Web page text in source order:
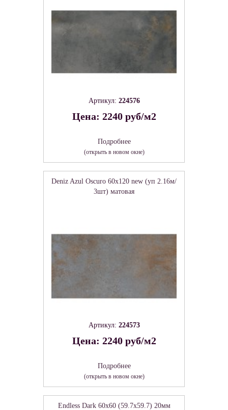
Артикул: 224576
Цена: 2240 руб/м2
Подробнее
(открыть в новом окне)
Deniz Azul Oscuro 60х120 new (уп 2.16м/
3шт) матовая
Артикул: 224573
Цена: 2240 руб/м2
Подробнее
(открыть в новом окне)
Endless Dark 60х60 (59.7х59.7) 20мм